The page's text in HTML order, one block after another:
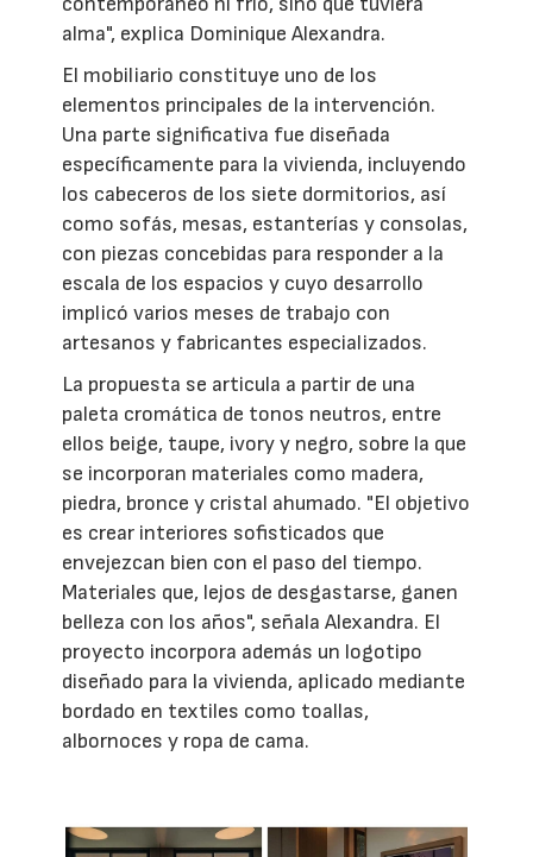
alma", explica Dominique Alexandra.
El mobiliario constituye uno de los
elementos principales de la intervención.
Una parte significativa fue diseñada
específicamente para la vivienda, incluyendo
los cabeceros de los siete dormitorios, así
como sofás, mesas, estanterías y consolas,
con piezas concebidas para responder a la
escala de los espacios y cuyo desarrollo
implicó varios meses de trabajo con
artesanos y fabricantes especializados.
La propuesta se articula a partir de una
paleta cromática de tonos neutros, entre
ellos beige, taupe, ivory y negro, sobre la que
se incorporan materiales como madera,
piedra, bronce y cristal ahumado. "El objetivo
es crear interiores sofisticados que
envejezcan bien con el paso del tiempo.
Materiales que, lejos de desgastarse, ganen
belleza con los años", señala Alexandra. El
proyecto incorpora además un logotipo
diseñado para la vivienda, aplicado mediante
bordado en textiles como toallas,
albornoces y ropa de cama.